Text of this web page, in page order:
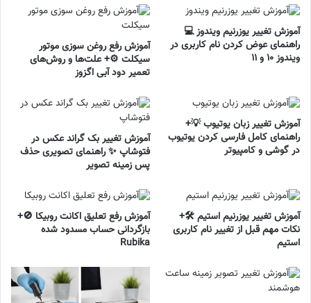
آموزش تغییر یوزرنیم ویندوز 💻
راهنمای عوض کردن نام کاربری در
ویندوز ۱۰ و ۱۱
آموزش رفع روغن سوزی موتور
سیکلت ⚙️+ علت‌ها و روش‌های
تعمیر دود آبی اگزوز
آموزش تغییر زبان یوتیوب 💡+
راهنمای کامل فارسی کردن یوتیوب
در گوشی و کامپیوتر
آموزش تغییر بک گراند عکس در
فتوشاپ ✨ راهنمای تصویری حذف
پس زمینه تصویر
آموزش تغییر یوزرنیم استیم 🛠️+
نکات مهم قبل از تغییر نام کاربری
استیم
آموزش رفع تعلیق اکانت روبیکا 🚫+
بازگردانی حساب مسدود شده
Rubika